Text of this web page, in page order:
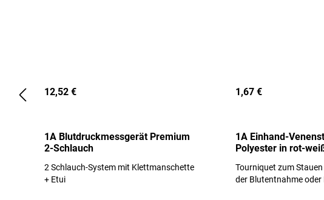
12,52 €
1A Blutdruckmessgerät Premium
2-Schlauch
2 Schlauch-System mit Klettmanschette
+ Etui
1,67 €
1A Einhand-
Polyester in rot-
Tourniquet zum
der Blutentnahme oder